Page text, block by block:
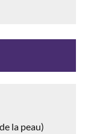
la peau)